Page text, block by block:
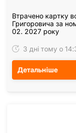
Втрачено картку
Григоровича за
02. 2027 року
3 дні тому о
Детальніше